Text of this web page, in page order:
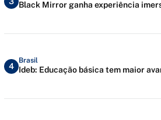
Black Mirror ganha experiência
4
Brasil
Ideb: Educação básica tem maior